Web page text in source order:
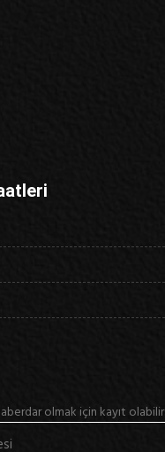
olmak için kayıt